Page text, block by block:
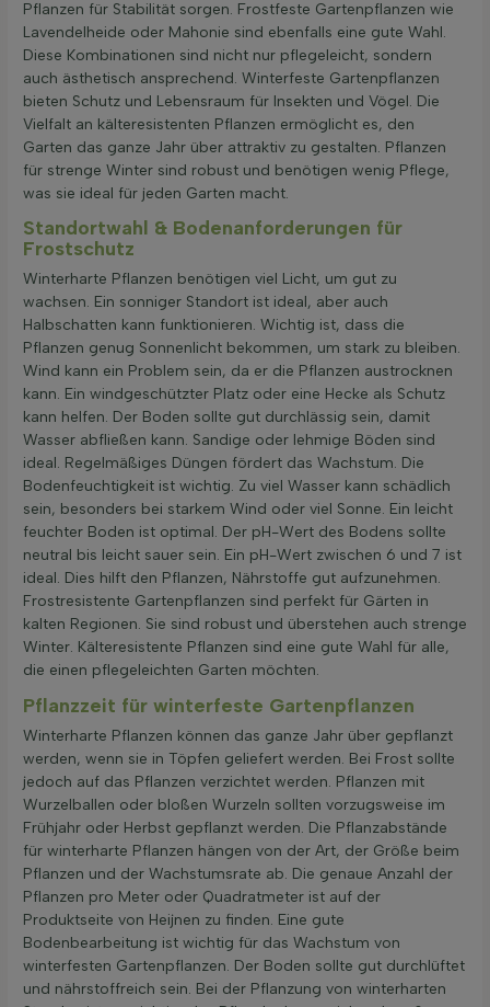
Pflanzen für Stabilität sorgen. Frostfeste Gartenpflanzen wie
Lavendelheide oder Mahonie sind ebenfalls eine gute Wahl.
Diese Kombinationen sind nicht nur pflegeleicht, sondern
auch ästhetisch ansprechend. Winterfeste Gartenpflanzen
bieten Schutz und Lebensraum für Insekten und Vögel. Die
Vielfalt an kälteresistenten Pflanzen ermöglicht es, den
Garten das ganze Jahr über attraktiv zu gestalten. Pflanzen
für strenge Winter sind robust und benötigen wenig Pflege,
was sie ideal für jeden Garten macht.
Standortwahl & Bodenanforderungen für
Frostschutz
Winterharte Pflanzen benötigen viel Licht, um gut zu
wachsen. Ein sonniger Standort ist ideal, aber auch
Halbschatten kann funktionieren. Wichtig ist, dass die
Pflanzen genug Sonnenlicht bekommen, um stark zu bleiben.
Wind kann ein Problem sein, da er die Pflanzen austrocknen
kann. Ein windgeschützter Platz oder eine Hecke als Schutz
kann helfen. Der Boden sollte gut durchlässig sein, damit
Wasser abfließen kann. Sandige oder lehmige Böden sind
ideal. Regelmäßiges Düngen fördert das Wachstum. Die
Bodenfeuchtigkeit ist wichtig. Zu viel Wasser kann schädlich
sein, besonders bei starkem Wind oder viel Sonne. Ein leicht
feuchter Boden ist optimal. Der pH-Wert des Bodens sollte
neutral bis leicht sauer sein. Ein pH-Wert zwischen 6 und 7 ist
ideal. Dies hilft den Pflanzen, Nährstoffe gut aufzunehmen.
Frostresistente Gartenpflanzen sind perfekt für Gärten in
kalten Regionen. Sie sind robust und überstehen auch strenge
Winter. Kälteresistente Pflanzen sind eine gute Wahl für alle,
die einen pflegeleichten Garten möchten.
Pflanzzeit für winterfeste Gartenpflanzen
Winterharte Pflanzen können das ganze Jahr über gepflanzt
werden, wenn sie in Töpfen geliefert werden. Bei Frost sollte
jedoch auf das Pflanzen verzichtet werden. Pflanzen mit
Wurzelballen oder bloßen Wurzeln sollten vorzugsweise im
Frühjahr oder Herbst gepflanzt werden. Die Pflanzabstände
für winterharte Pflanzen hängen von der Art, der Größe beim
Pflanzen und der Wachstumsrate ab. Die genaue Anzahl der
Pflanzen pro Meter oder Quadratmeter ist auf der
Produktseite von Heijnen zu finden. Eine gute
Bodenbearbeitung ist wichtig für das Wachstum von
winterfesten Gartenpflanzen. Der Boden sollte gut durchlüftet
und nährstoffreich sein. Bei der Pflanzung von winterharten